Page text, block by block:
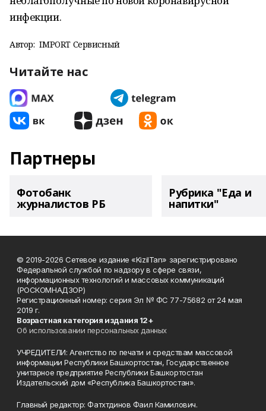
инфекции.
Автор: IMPORT Сервисный
Читайте нас
Партнеры
Фотобанк
журналистов РБ
Рубрика "Еда и
напитки"
© 2019-2026 Сетевое издание «KizilTan» зарегистрировано
Федеральной службой по надзору в сфере связи,
информационных технологий и массовых коммуникаций
(РОСКОМНАДЗОР)
Регистрационный номер: серия Эл № ФС 77-75682 от 24 мая
2019 г.
Возрастная категория издания 12+
Об использовании персональных данных
УЧРЕДИТЕЛИ: Агентство по печати и средствам массовой
информации Республики Башкортостан, Государственное
унитарное предприятие Республики Башкортостан
Издательский дом «Республика Башкортостан».
Главный редактор: Фатхтдинов Фаил Камилович.